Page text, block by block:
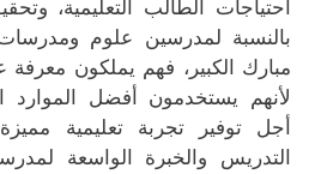
احتياجات الطالب التعليمية،
بالنسبة لمدرسين علوم
مبارك الكبير، فهم يملكون معرفة
لأنهم يستخدمون أفضل الموارد
أجل توفير تجربة تعليمية
التدريس والخبرة الواسعة